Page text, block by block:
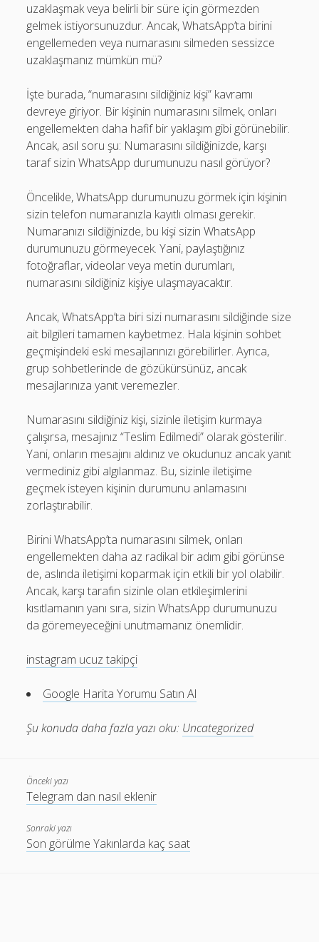
uzaklaşmak veya belirli bir süre için görmezden
gelmek istiyorsunuzdur. Ancak, WhatsApp’ta birini
engellemeden veya numarasını silmeden sessizce
uzaklaşmanız mümkün mü?
İşte burada, “numarasını sildiğiniz kişi” kavramı
devreye giriyor. Bir kişinin numarasını silmek, onları
engellemekten daha hafif bir yaklaşım gibi görünebilir.
Ancak, asıl soru şu: Numarasını sildiğinizde, karşı
taraf sizin WhatsApp durumunuzu nasıl görüyor?
Öncelikle, WhatsApp durumunuzu görmek için kişinin
sizin telefon numaranızla kayıtlı olması gerekir.
Numaranızı sildiğinizde, bu kişi sizin WhatsApp
durumunuzu görmeyecek. Yani, paylaştığınız
fotoğraflar, videolar veya metin durumları,
numarasını sildiğiniz kişiye ulaşmayacaktır.
Ancak, WhatsApp’ta biri sizi numarasını sildiğinde size
ait bilgileri tamamen kaybetmez. Hala kişinin sohbet
geçmişindeki eski mesajlarınızı görebilirler. Ayrıca,
grup sohbetlerinde de gözükürsünüz, ancak
mesajlarınıza yanıt veremezler.
Numarasını sildiğiniz kişi, sizinle iletişim kurmaya
çalışırsa, mesajınız “Teslim Edilmedi” olarak gösterilir.
Yani, onların mesajını aldınız ve okudunuz ancak yanıt
vermediniz gibi algılanmaz. Bu, sizinle iletişime
geçmek isteyen kişinin durumunu anlamasını
zorlaştırabilir.
Birini WhatsApp’ta numarasını silmek, onları
engellemekten daha az radikal bir adım gibi görünse
de, aslında iletişimi koparmak için etkili bir yol olabilir.
Ancak, karşı tarafın sizinle olan etkileşimlerini
kısıtlamanın yanı sıra, sizin WhatsApp durumunuzu
da göremeyeceğini unutmamanız önemlidir.
instagram ucuz takipçi
Google Harita Yorumu Satın Al
Şu konuda daha fazla yazı oku: Uncategorized
Önceki yazı
Telegram dan nasıl eklenir
Sonraki yazı
Son görülme Yakınlarda kaç saat